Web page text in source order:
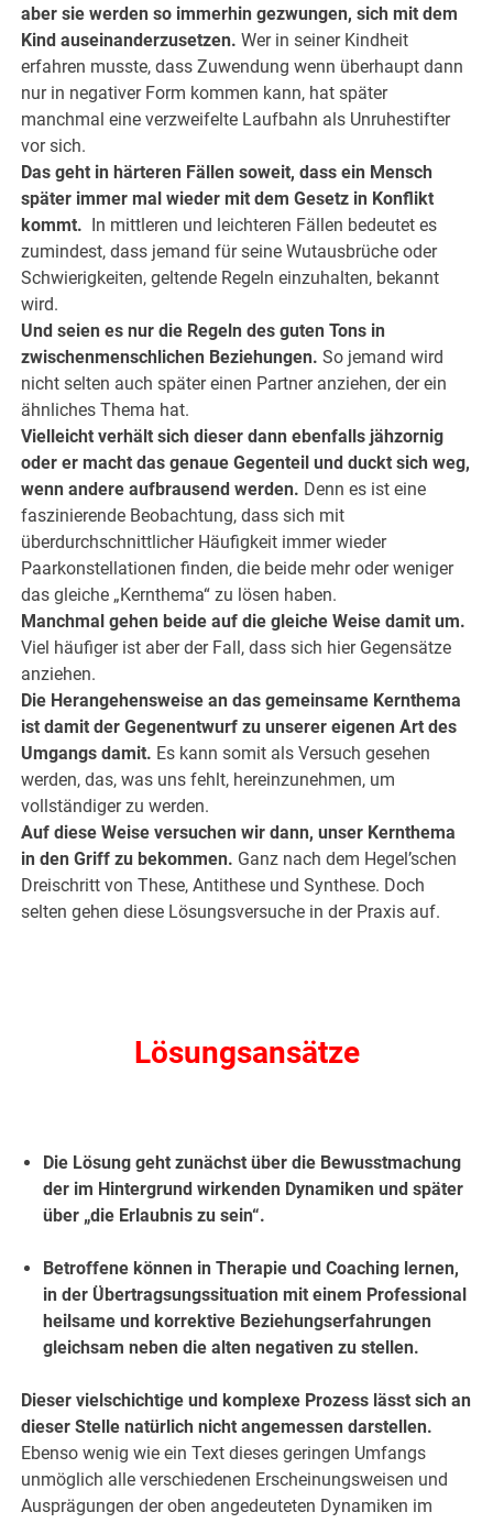
aber sie werden so immerhin gezwungen, sich mit dem
Kind auseinanderzusetzen. Wer in seiner Kindheit
erfahren musste, dass Zuwendung wenn überhaupt dann
nur in negativer Form kommen kann, hat später
manchmal eine verzweifelte Laufbahn als Unruhestifter
vor sich.
Das geht in härteren Fällen soweit, dass ein Mensch
später immer mal wieder mit dem Gesetz in Konflikt
kommt. In mittleren und leichteren Fällen bedeutet es
zumindest, dass jemand für seine Wutausbrüche oder
Schwierigkeiten, geltende Regeln einzuhalten, bekannt
wird.
Und seien es nur die Regeln des guten Tons in
zwischenmenschlichen Beziehungen. So jemand wird
nicht selten auch später einen Partner anziehen, der ein
ähnliches Thema hat.
Vielleicht verhält sich dieser dann ebenfalls jähzornig
oder er macht das genaue Gegenteil und duckt sich weg,
wenn andere aufbrausend werden. Denn es ist eine
faszinierende Beobachtung, dass sich mit
überdurchschnittlicher Häufigkeit immer wieder
Paarkonstellationen finden, die beide mehr oder weniger
das gleiche „Kernthema“ zu lösen haben.
Manchmal gehen beide auf die gleiche Weise damit um.
Viel häufiger ist aber der Fall, dass sich hier Gegensätze
anziehen.
Die Herangehensweise an das gemeinsame Kernthema
ist damit der Gegenentwurf zu unserer eigenen Art des
Umgangs damit. Es kann somit als Versuch gesehen
werden, das, was uns fehlt, hereinzunehmen, um
vollständiger zu werden.
Auf diese Weise versuchen wir dann, unser Kernthema
in den Griff zu bekommen. Ganz nach dem Hegel’schen
Dreischritt von These, Antithese und Synthese. Doch
selten gehen diese Lösungsversuche in der Praxis auf.
Lösungsansätze
Die Lösung geht zunächst über die Bewusstmachung
der im Hintergrund wirkenden Dynamiken und später
über „die Erlaubnis zu sein“.
Betroffene können in Therapie und Coaching lernen,
in der Übertragsungssituation mit einem Professional
heilsame und korrektive Beziehungserfahrungen
gleichsam neben die alten negativen zu stellen.
Dieser vielschichtige und komplexe Prozess lässt sich an
dieser Stelle natürlich nicht angemessen darstellen.
Ebenso wenig wie ein Text dieses geringen Umfangs
unmöglich alle verschiedenen Erscheinungsweisen und
Ausprägungen der oben angedeuteten Dynamiken im